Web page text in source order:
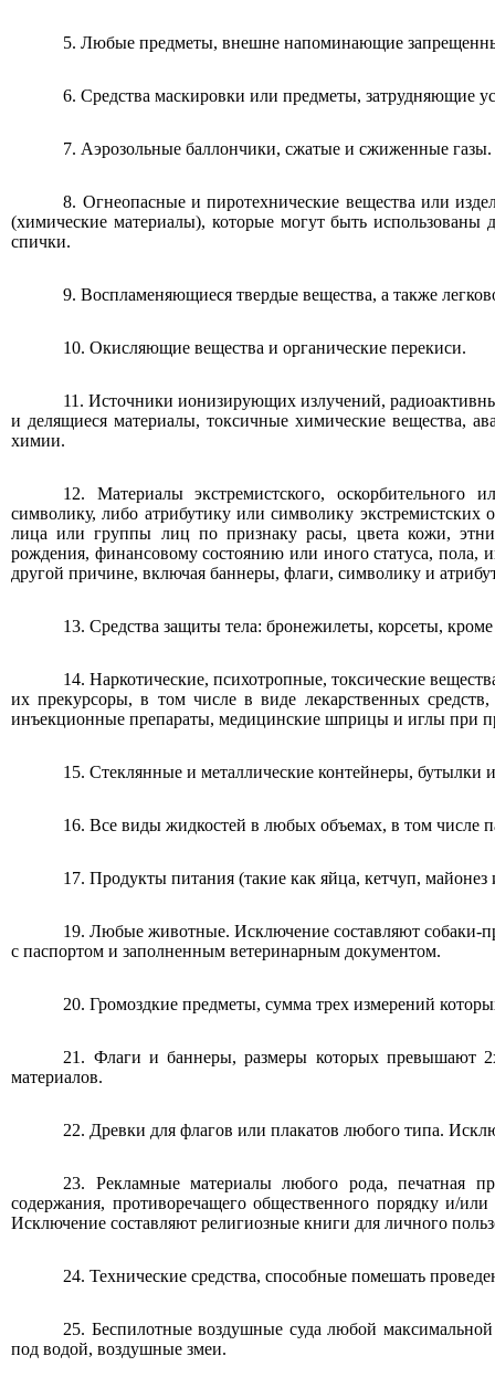
5. Любые предметы, внешне напоминающие
6. Средства маскировки или предметы, затрудняющие
7. Аэрозольные баллончики, сжатые и сжиженные
8. Огнеопасные и пиротехнические вещества или
(химические материалы), которые могут быть
спички.
9. Воспламеняющиеся твердые вещества, а также
10. Окисляющие вещества и органические перекиси.
11. Источники ионизирующих излучений,
и делящиеся материалы, токсичные химические вещества,
химии.
12. Материалы экстремистского, оскорбительного
символику, либо атрибутику или символику
лица или группы лиц по признаку расы, цвета кожи,
рождения, финансовому состоянию или иного статуса,
другой причине, включая баннеры, флаги, символику и
13. Средства защиты тела: бронежилеты, корсеты,
14. Наркотические, психотропные, токсические
их прекурсоры, в том числе в виде лекарственных
инъекционные препараты, медицинские шприцы и иглы при
15. Стеклянные и металлические контейнеры, бутылки
16. Все виды жидкостей в любых объемах, в том числе
17. Продукты питания (такие как яйца, кетчуп, майонез
19. Любые животные. Исключение составляют собаки-
с паспортом и заполненным ветеринарным документом.
20. Громоздкие предметы, сумма трех измерений
21. Флаги и баннеры, размеры которых превышают
материалов.
22. Древки для флагов или плакатов любого типа.
23. Рекламные материалы любого рода, печатная
содержания, противоречащего общественного порядку и/
Исключение составляют религиозные книги для личного
24. Технические средства, способные помешать
25. Беспилотные воздушные суда любой
под водой, воздушные змеи.